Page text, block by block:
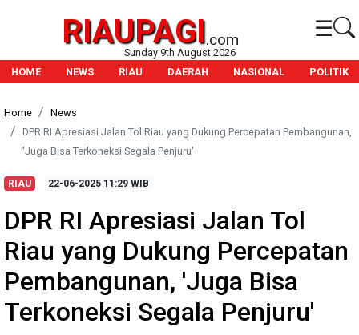
RIAUPAGI.com ☰
Sunday 9th August 2026
HOME
NEWS RIAU DAERAH NASIONAL POLITIK
Home
News
DPR RI Apresiasi Jalan Tol Riau yang Dukung Percepatan Pembangunan,
'Juga Bisa Terkoneksi Segala Penjuru'
RIAU 22-06-2025 11:29 WIB
DPR RI Apresiasi Jalan Tol
Riau yang Dukung Percepatan
Pembangunan, 'Juga Bisa
Terkoneksi Segala Penjuru'